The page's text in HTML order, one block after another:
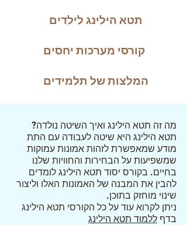
תטא הילינג לילדים
קורסי מערכות יחסים
המלצות של תלמידים
מה זה תטא הילינג ואיך השיטה נולדה?
תטא הילינג היא שיטה לעבודה עם התת
מודע שמאפשרת לזהות אמונות עמוקות
שמשפיעות על הבחירות והחוויות שלנו
בחיים. בקורס יסוד תטא הילינג לומדים
להבין את המבנה של האמונות האלו וליצור
שינוי מוחזק בתוכן.
ניתן לקרוא עוד על כל הקורסי תטא הילינג
בדף ללמוד תטא הילינג